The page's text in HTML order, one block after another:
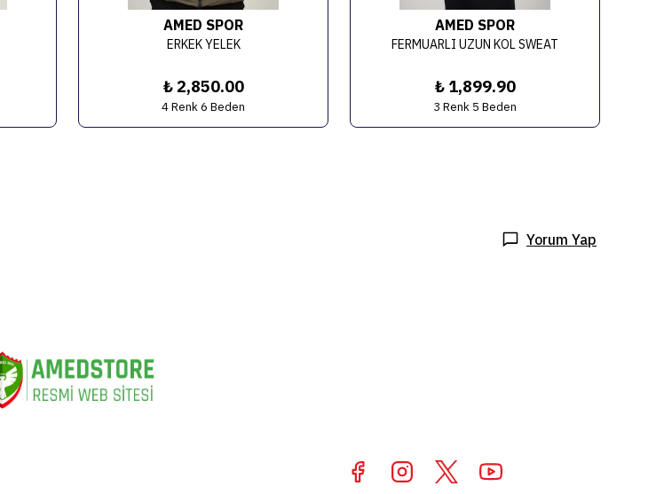
AMED SPOR
ERKEK YELEK
₺ 2,850.00
4 Renk 6 Beden
AMED SPOR
FERMUARLI UZUN KOL SWEAT
₺ 1,899.90
3 Renk 5 Beden
Yorum Yap